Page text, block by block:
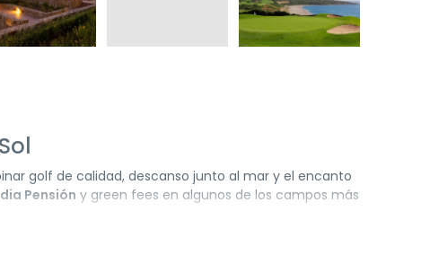
golf de calidad, descanso junto al mar y el encanto
Pensión y green fees en algunos de los campos más